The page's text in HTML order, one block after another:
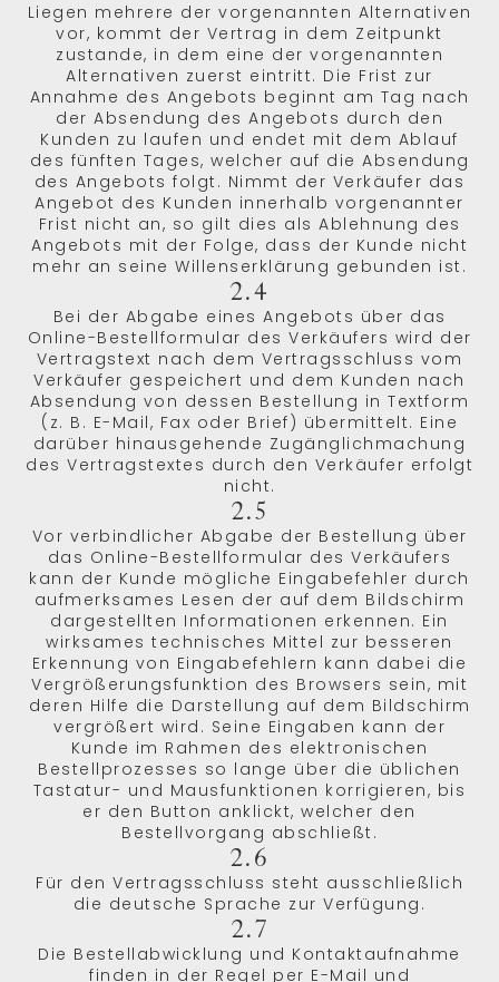
Liegen mehrere der vorgenannten Alternativen
vor, kommt der Vertrag in dem Zeitpunkt
zustande, in dem eine der vorgenannten
Alternativen zuerst eintritt. Die Frist zur
Annahme des Angebots beginnt am Tag nach
der Absendung des Angebots durch den
Kunden zu laufen und endet mit dem Ablauf
des fünften Tages, welcher auf die Absendung
des Angebots folgt. Nimmt der Verkäufer das
Angebot des Kunden innerhalb vorgenannter
Frist nicht an, so gilt dies als Ablehnung des
Angebots mit der Folge, dass der Kunde nicht
mehr an seine Willenserklärung gebunden ist.
2.4
Bei der Abgabe eines Angebots über das
Online-Bestellformular des Verkäufers wird der
Vertragstext nach dem Vertragsschluss vom
Verkäufer gespeichert und dem Kunden nach
Absendung von dessen Bestellung in Textform
(z. B. E-Mail, Fax oder Brief) übermittelt. Eine
darüber hinausgehende Zugänglichmachung
des Vertragstextes durch den Verkäufer erfolgt
nicht.
2.5
Vor verbindlicher Abgabe der Bestellung über
das Online-Bestellformular des Verkäufers
kann der Kunde mögliche Eingabefehler durch
aufmerksames Lesen der auf dem Bildschirm
dargestellten Informationen erkennen. Ein
wirksames technisches Mittel zur besseren
Erkennung von Eingabefehlern kann dabei die
Vergrößerungsfunktion des Browsers sein, mit
deren Hilfe die Darstellung auf dem Bildschirm
vergrößert wird. Seine Eingaben kann der
Kunde im Rahmen des elektronischen
Bestellprozesses so lange über die üblichen
Tastatur- und Mausfunktionen korrigieren, bis
er den Button anklickt, welcher den
Bestellvorgang abschließt.
2.6
Für den Vertragsschluss steht ausschließlich
die deutsche Sprache zur Verfügung.
2.7
Die Bestellabwicklung und Kontaktaufnahme
finden in der Regel per E-Mail und